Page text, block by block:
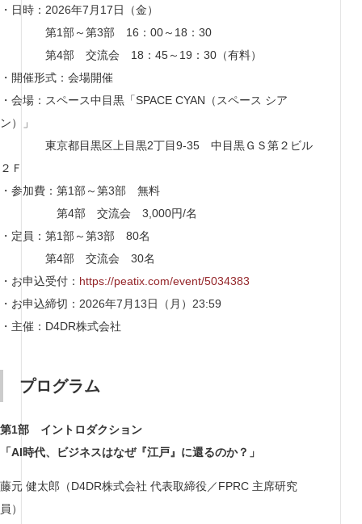
・日時：2026年7月17日（金）
第1部～第3部 16：00～18：30
第4部 交流会 18：45～19：30（有料）
・開催形式：会場開催
・会場：スペース中目黒「SPACE CYAN（スペース シア
ン）」
東京都目黒区上目黒2丁目9-35 中目黒ＧＳ第２ビル
２Ｆ
・参加費：第1部～第3部 無料
第4部 交流会 3,000円/名
・定員：第1部～第3部 80名
第4部 交流会 30名
・お申込受付： https://peatix.com/event/5034383
・お申込締切：2026年7月13日（月）23:59
・主催：D4DR株式会社
プログラム
第1部 イントロダクション
「AI時代、ビジネスはなぜ『江戸』に還るのか？」
藤元 健太郎（D4DR株式会社 代表取締役／FPRC 主席研究
員）